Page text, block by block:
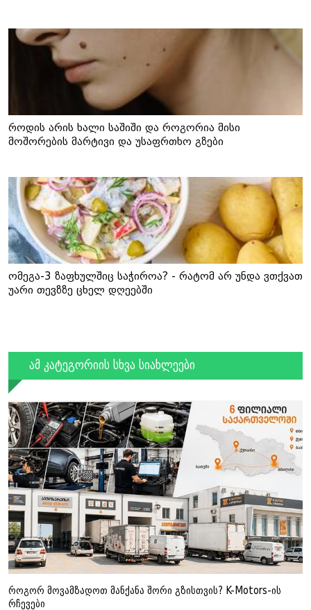
როდის არის ხალი საშიში და როგორია მისი
მოშორების მარტივი და უსაფრთხო გზები
ომეგა-3 ზაფხულშიც საჭიროა? - რატომ არ უნდა ვთქვათ
უარი თევზზე ცხელ დღეებში
ამ კატეგორიის სხვა სიახლეები
როგორ მოვამზადოთ მანქანა შორი გზისთვის? K-Motors-ის
რჩევები